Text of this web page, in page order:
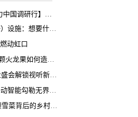
【活力中国调研行】上海机器人研究院以技术标准撬动长三角智造协同
探访国家蛋白质科学研究（上海）设施：想要什么蛋白 AI直接设计合成
动虹口
（乡村“头雁”）“头雁”破局，一颗火龙果如何造就沪上乡村特色产业化路径
AI观赛来了！这场移动通信行业盛会解锁视听新玩法
2026年世界移动通信大会：以移动智能勾勒无界普惠新愿景
（乡村“头雁”）三代腌一味 一颗雪菜背后的乡村致富经